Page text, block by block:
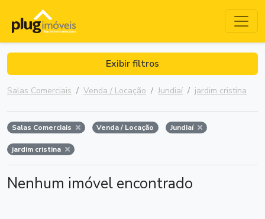
Exibir filtros
Salas Comerciais Venda / Locação Jundiaí jardim cristina
Salas Comerciais Venda / Locação Jundiaí
jardim cristina
Nenhum imóvel encontrado